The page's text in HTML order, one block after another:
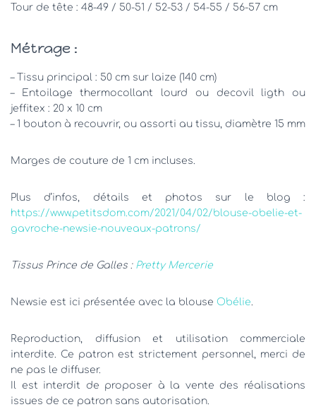
Tour de tête : 48-49 / 50-51 / 52-53 / 54-55 / 56-57 cm
Métrage :
– Tissu principal : 50 cm sur laize (140 cm)
– Entoilage thermocollant lourd ou decovil ligth ou
jeffitex : 20 x 10 cm
– 1 bouton à recouvrir, ou assorti au tissu, diamètre 15 mm
Marges de couture de 1 cm incluses.
Plus d’infos, détails et photos sur le blog :
https://www.petitsdom.com/2021/04/02/blouse-obelie-et-
gavroche-newsie-nouveaux-patrons/
Tissus Prince de Galles : Pretty Mercerie
Newsie est ici présentée avec la blouse Obélie
Reproduction, diffusion et utilisation commerciale
interdite. Ce patron est strictement personnel, merci de
ne pas le diffuser.
Il est interdit de proposer à la vente des réalisations
issues de ce patron sans autorisation.